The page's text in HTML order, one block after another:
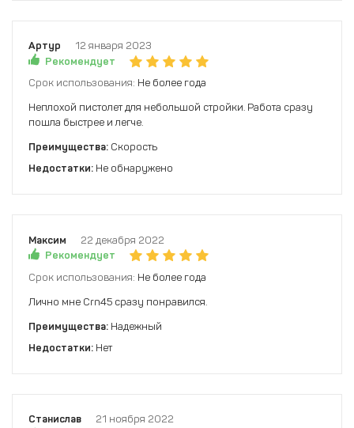
Артур
12 января 2023
Рекомендует
Срок использования: Не более года
Неплохой пистолет для небольшой стройки. Работа сразу
пошла быстрее и легче.
Преимущества: Скорость
Недостатки: Не обнаружено
Максим
22 декабря 2022
Рекомендует
Срок использования: Не более года
Лично мне Crn45 сразу понравился.
Преимущества: Надежный
Недостатки: Нет
Станислав
21 ноября 2022